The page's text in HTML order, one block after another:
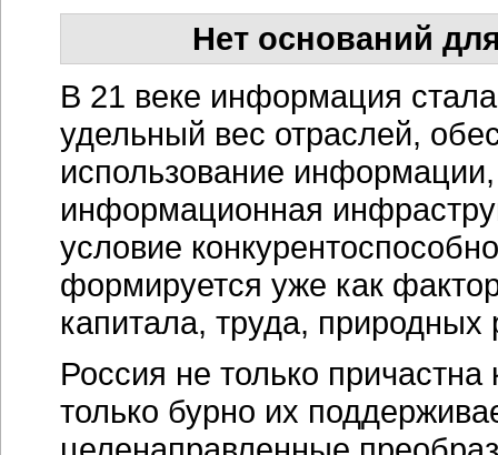
Нет оснований
В 21 веке информация
удельный вес отраслей,
использование информации,
информационная
условие
формируется уже как
капитала, труда, природных
Россия не только
только бурно их